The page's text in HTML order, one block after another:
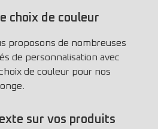
choix de couleur
proposons de nombreuses
de personnalisation avec
de couleur pour nos
sur vos produits